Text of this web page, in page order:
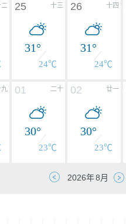
十三
25
31°
24℃
十四
26
31°
24℃
九 二十
01
30°
23℃
廿一
02
30°
23℃